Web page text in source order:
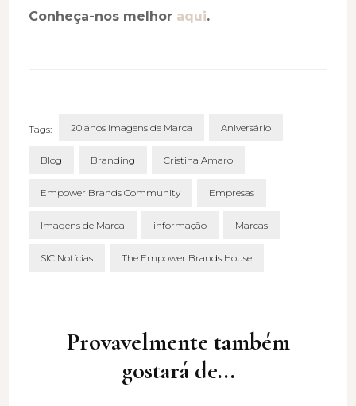
Conheça-nos melhor aqui.
Tags: 20 anos Imagens de Marca Aniversário
Blog Branding Cristina Amaro
Empower Brands Community Empresas
Imagens de Marca informação Marcas
SIC Notícias The Empower Brands House
Provavelmente também
gostará de...